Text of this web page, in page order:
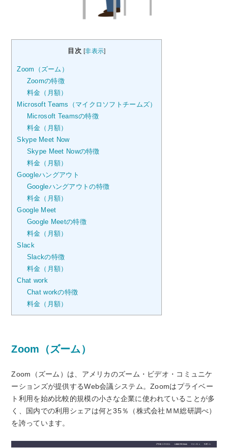
目次 [非表示]
Zoom（ズーム）
Zoomの特徴
料金（月額）
Microsoft Teams（マイクロソフトチームズ）
Microsoft Teamsの特徴
料金（月額）
Skype Meet Now
Skype Meet Nowの特徴
料金（月額）
Googleハングアウト
Googleハングアウトの特徴
料金（月額）
Google Meet
Google Meetの特徴
料金（月額）
Slack
Slackの特徴
料金（月額）
Chat work
Chat workの特徴
料金（月額）
Zoom（ズーム）
Zoom（ズーム）は、アメリカのズーム・ビデオ・コミュニケ
ーションズが提供するWeb会議システム。Zoomはプライベー
ト利用を始め比較的規模の小さな企業に使われていることが多
く、国内での利用シェアは何と35％（株式会社ＭＭ総研調べ）
を誇っています。